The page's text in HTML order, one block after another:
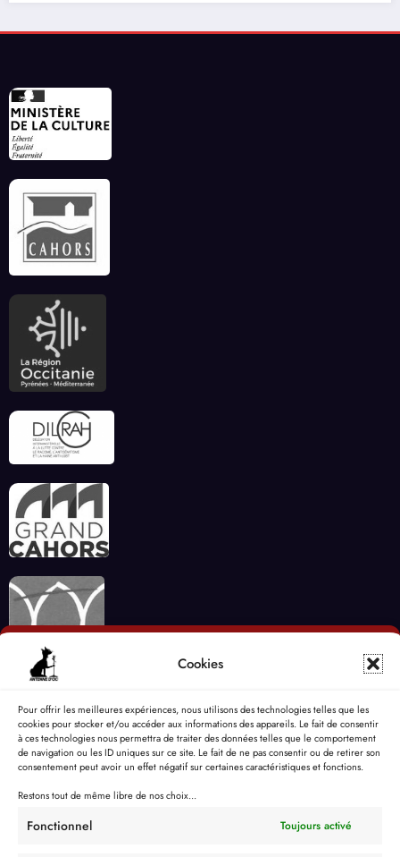
Cookies
Pour offrir les meilleures expériences, nous utilisons des technologies telles que les
cookies pour stocker et/ou accéder aux informations des appareils. Le fait de consentir
à ces technologies nous permettra de traiter des données telles que le comportement
de navigation ou les ID uniques sur ce site. Le fait de ne pas consentir ou de retirer son
consentement peut avoir un effet négatif sur certaines caractéristiques et fonctions.
Restons tout de même libre de nos choix...
Fonctionnel Toujours activé